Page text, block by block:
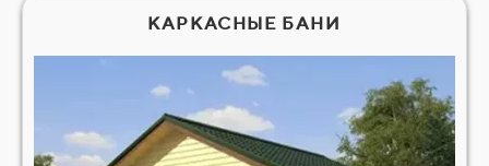
КАРКАСНЫЕ БАНИ